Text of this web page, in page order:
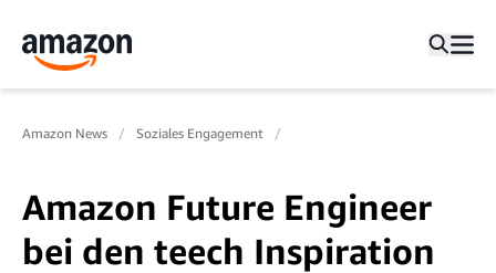
Amazon News Soziales Engagement
Amazon Future Engineer
bei den teech Inspiration